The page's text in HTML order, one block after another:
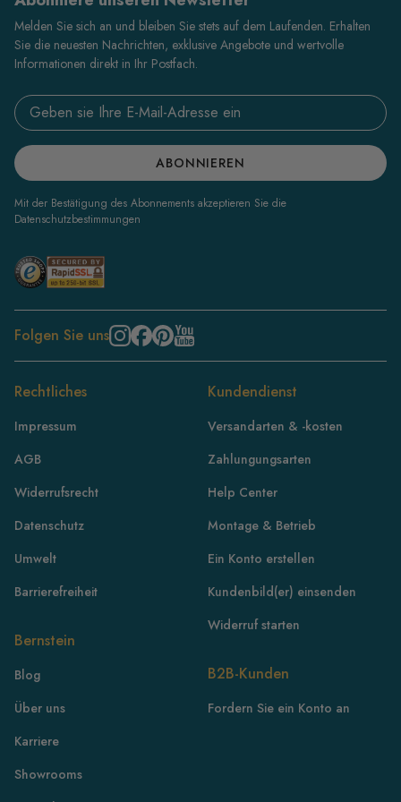
Melden Sie sich an und bleiben Sie stets auf dem Laufenden. Erhalten
Sie die neuesten Nachrichten, exklusive Angebote und wertvolle
Informationen direkt in Ihr Postfach.
Email address
ABONNIEREN
Mit der Bestätigung des Abonnements akzeptieren Sie die
Datenschutzbestimmungen
Folgen Sie uns
Rechtliches
Impressum
AGB
Widerrufsrecht
Datenschutz
Umwelt
Barrierefreiheit
Bernstein
Blog
Über uns
Karriere
Showrooms
Kundendienst
Versandarten & -kosten
Zahlungungsarten
Help Center
Montage & Betrieb
Ein Konto erstellen
Kundenbild(er) einsenden
Widerruf starten
B2B-Kunden
Fordern Sie ein Konto an
IE
IT
NL